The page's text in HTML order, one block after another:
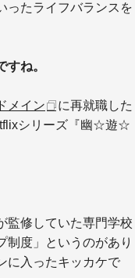
ったライフバランスを
ね。
メイン
に再就職した
シリーズ『幽☆遊☆
監修していた専門学校
制度」というのがあり
に入ったキッカケで